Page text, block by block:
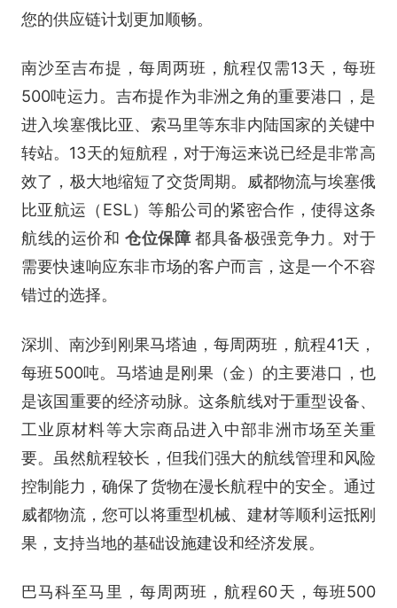
您的供应链计划更加顺畅。
南沙至吉布提，每周两班，航程仅需13天，每班
500吨运力。吉布提作为非洲之角的重要港口，是
进入埃塞俄比亚、索马里等东非内陆国家的关键中
转站。13天的短航程，对于海运来说已经是非常高
效了，极大地缩短了交货周期。威都物流与埃塞俄
比亚航运（ESL）等船公司的紧密合作，使得这条
航线的运价和仓位保障 都具备极强竞争力。对于
需要快速响应东非市场的客户而言，这是一个不容
错过的选择。
深圳、南沙到刚果马塔迪，每周两班，航程41天，
每班500吨。马塔迪是刚果（金）的主要港口，也
是该国重要的经济动脉。这条航线对于重型设备、
工业原材料等大宗商品进入中部非洲市场至关重
要。虽然航程较长，但我们强大的航线管理和风险
控制能力，确保了货物在漫长航程中的安全。通过
威都物流，您可以将重型机械、建材等顺利运抵刚
果，支持当地的基础设施建设和经济发展。
巴马科至马里，每周两班，航程60天，每班500